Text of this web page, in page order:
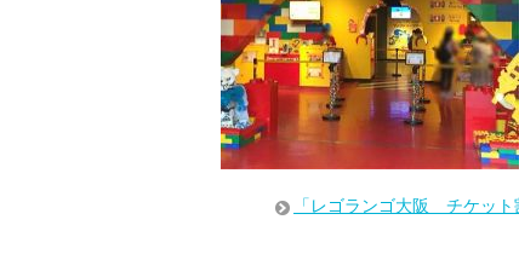
「レゴランゴ大阪 チケッ